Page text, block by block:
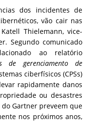
dos incidentes de
vão cair nas
Thielemann, vice-
Segundo comunicado
ao relatório
de gerenciamento de
ciberfísicos (CPSs)
rapidamente danos
ou desastres
Gartner preveem que
nos próximos anos,